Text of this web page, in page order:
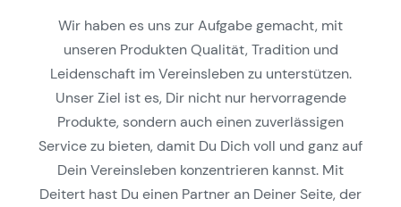
Wir haben es uns zur Aufgabe gemacht, mit
unseren Produkten Qualität, Tradition und
Leidenschaft im Vereinsleben zu unterstützen.
Unser Ziel ist es, Dir nicht nur hervorragende
Produkte, sondern auch einen zuverlässigen
Service zu bieten, damit Du Dich voll und ganz auf
Dein Vereinsleben konzentrieren kannst. Mit
Deitert hast Du einen Partner an Deiner Seite, der